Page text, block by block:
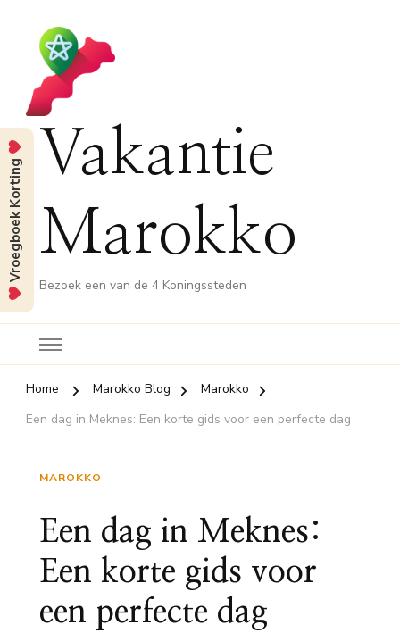
Vakantie
Marokko
Bezoek een van de 4 Koningssteden
Home Marokko Blog
Marokko
Een dag in Meknes: Een korte gids voor een perfecte dag
MAROKKO
Een dag in Meknes:
Een korte gids voor
een perfecte dag
Vroegboek Korting